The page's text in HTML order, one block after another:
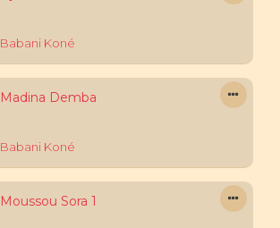
Babani Koné
Madina Demba
Babani Koné
Moussou Sora 1